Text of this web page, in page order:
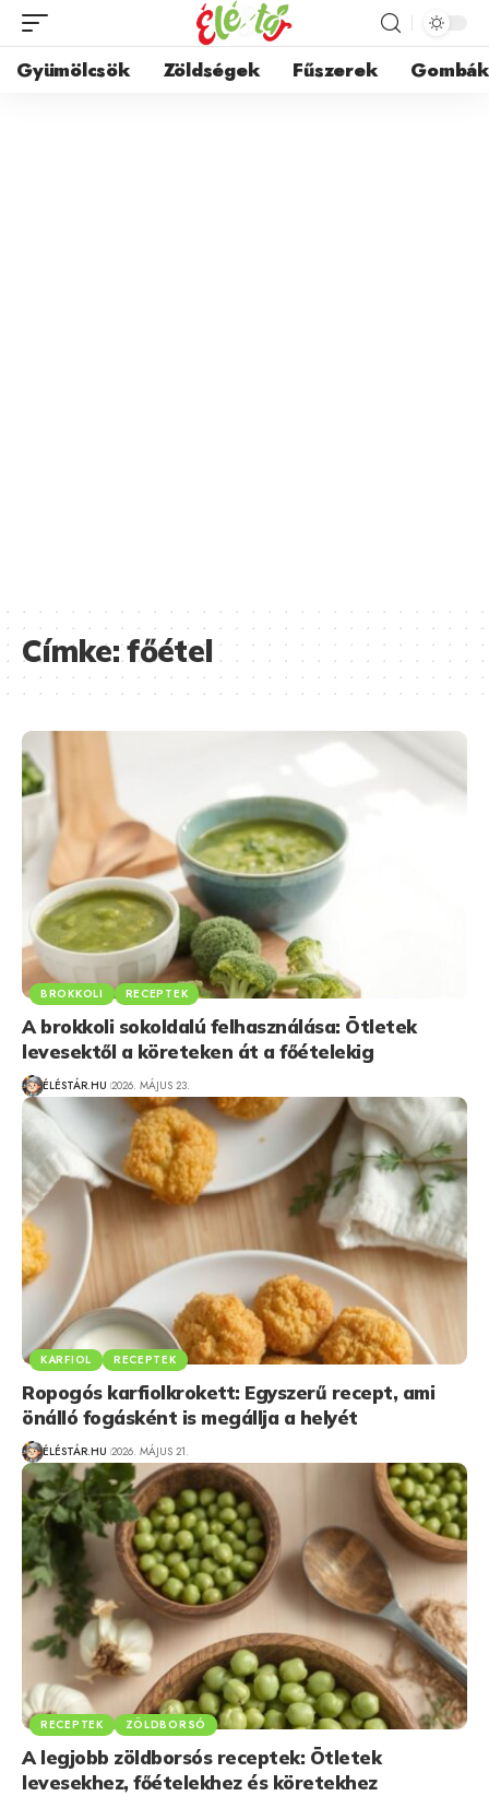
Gyümölcsök Zöldségek Fűszerek Gombák
Címke:főétel
BROKKOLI RECEPTEK
A brokkoli sokoldalú felhasználása: Ötletek
levesektől a köreteken át a főételekig
ÉLÉSTÁR.HU 2026. MÁJUS 23.
KARFIOL RECEPTEK
Ropogós karfiolkrokett: Egyszerű recept, ami
önálló fogásként is megállja a helyét
ÉLÉSTÁR.HU 2026. MÁJUS 21.
RECEPTEK ZÖLDBORSÓ
A legjobb zöldborsós receptek: Ötletek
levesekhez, főételekhez és köretekhez